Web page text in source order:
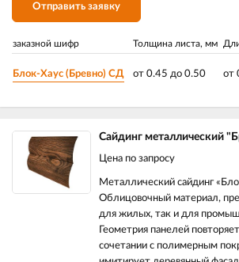
Отправить заявку
заказной шифр Толщина листа, мм
Блок-Хаус (Бревно) СД от 0.45 до 0.50 от
Сайдинг металлический
Цена по запросу
Металлический сайдинг
Облицовочный материал,
для жилых, так и для
Геометрия панелей
сочетании с полимерным